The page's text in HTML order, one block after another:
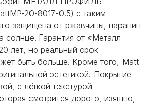
20-8017-0.5) с таким
защищена от ржавчины, царапин
солнце. Гарантия от «Металл
лет, но реальный срок
быть больше. Кроме того, Matt
эстетикой. Покрытие
с лёгкой текстурой
смотрится дорого, изящно,